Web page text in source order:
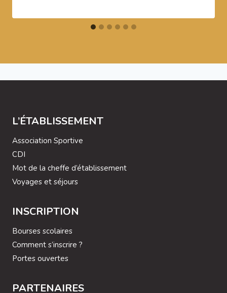
L’ÉTABLISSEMENT
Association Sportive
CDI
Mot de la cheffe d’établissement
Voyages et séjours
INSCRIPTION
Bourses scolaires
Comment s’inscrire ?
Portes ouvertes
PARTENAIRES